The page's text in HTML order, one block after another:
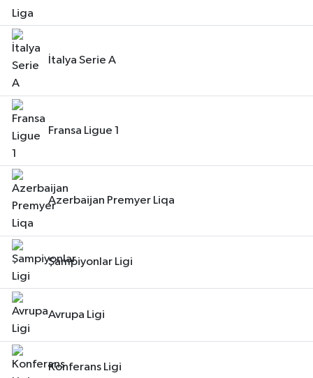
İtalya Serie A
Fransa Ligue 1
Azerbaijan Premyer Liqa
Şampiyonlar Ligi
Avrupa Ligi
Konferans Ligi